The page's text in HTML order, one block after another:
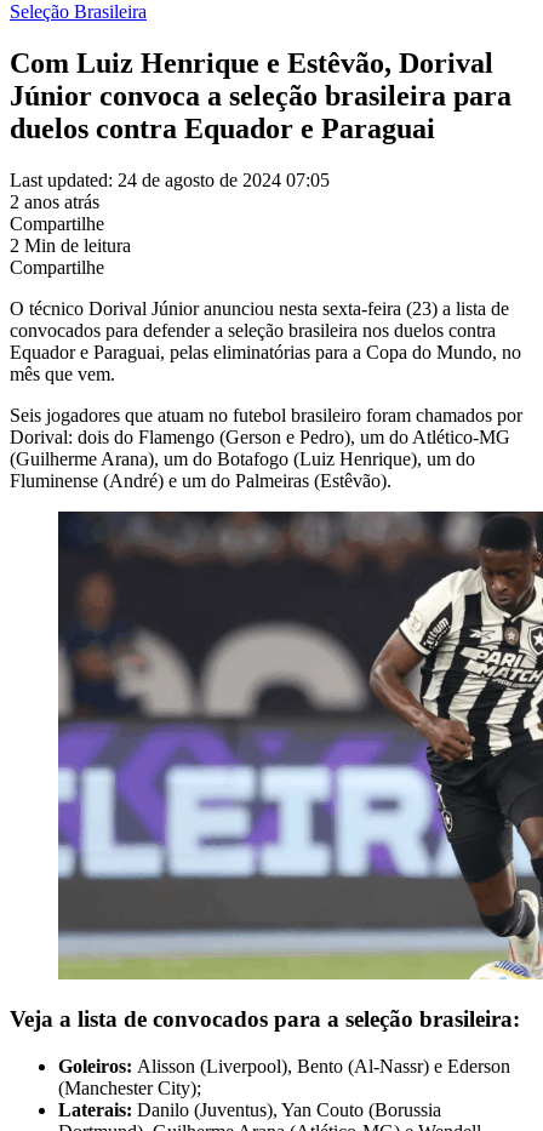
Seleção Brasileira
Com Luiz Henrique e Estêvão, Dorival
Júnior convoca a seleção brasileira para
duelos contra Equador e Paraguai
Last updated: 24 de agosto de 2024 07:05
2 anos atrás
Compartilhe
2 Min de leitura
Compartilhe
O técnico Dorival Júnior anunciou nesta sexta-feira (23) a lista de
convocados para defender a seleção brasileira nos duelos contra
Equador e Paraguai, pelas eliminatórias para a Copa do Mundo, no
mês que vem.
Seis jogadores que atuam no futebol brasileiro foram chamados por
Dorival: dois do Flamengo (Gerson e Pedro), um do Atlético-MG
(Guilherme Arana), um do Botafogo (Luiz Henrique), um do
Fluminense (André) e um do Palmeiras (Estêvão).
Veja a lista de convocados para a seleção brasileira:
Goleiros: Alisson (Liverpool), Bento (Al-Nassr) e Ederson
(Manchester City);
Laterais: Danilo (Juventus), Yan Couto (Borussia